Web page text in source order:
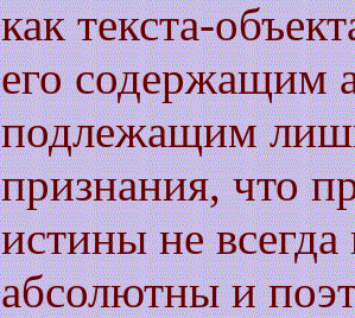
как текста-
его содержащим
подлежащим
признания, что
истины не
абсолютны и